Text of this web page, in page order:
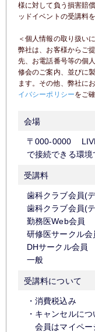
様に対して負う損害賠
ッドイベント の受講料
＜個人情報の取り扱い
弊社は、お客様からご
先、お電話番号等の個人
修会のご案内、並びに
ます。 その他、弊社に
イバシーポリシーをご
会場
〒000-0000 LIVE配信（全国配信） ※インターネット
で接続できる環境
受講料
歯科クラブ会員(
歯科クラブ会員(
勤務医Web会員
研修医サークル会
DHサークル会員
一般
受講料について
・消費税込み
・キャンセルに
会員はマイペー